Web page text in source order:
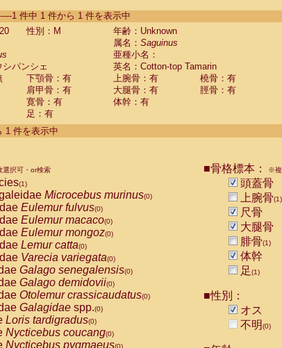
Saguinus labiatus(0)
Saguinus leucopus (0)
Saguinus nigricollis (0)
Saguinus oedipus
Saguinus weddelli
Saguinusspp.
Aotus trivirgatus
Cebus albifrons
Cebus nigrivittatus
Cebus
Saimiri boliviensis(0)
Saimiri sciureus(0)
Alouatta caraya(0)
Alouatta fusca(0)
Alouatta seniculus
Alouattaspp.(0)
Ateles belzebuth(0)
Ateles geoffroyi(0)
Ateles paniscus(0)
Atelesspp.(0)
Lagothrix lagothricha
Lagothrix lagothricha cana
Cacajao calvus rubicundus
1 件中 1 件から 1 件を表示中
性別：M
年齢：Unknown
属名： Saguinus
亜種小名：
パンシェ
英名：Cotton-top Tamarin
下顎骨：有 上腕骨：有
橈骨：有
肩甲骨：有 大腿骨：有
脛骨：有
寛骨：有
体幹：有
足：有
1 件を表示中
択可・or検索
(1)
Microcebus murinus(0)
Eulemur fulvus(0)
Eulemur macaco(0)
Eulemur mongoz(0)
Lemur catta(0)
Varecia variegata(0)
Galago senegalensis(0)
Galago demidovii(0)
Otolemur crassicaudatus(0)
Galagidae spp.(0)
Loris tardigradus(0)
Nycticebus coucang(0)
Nycticebus pygmaeus(0)
■骨格標本： ※複
頭蓋骨
上腕骨(1)
尺骨
大腿骨
腓骨(1)
体幹
足(1)
■性別：
オス
不明(0)